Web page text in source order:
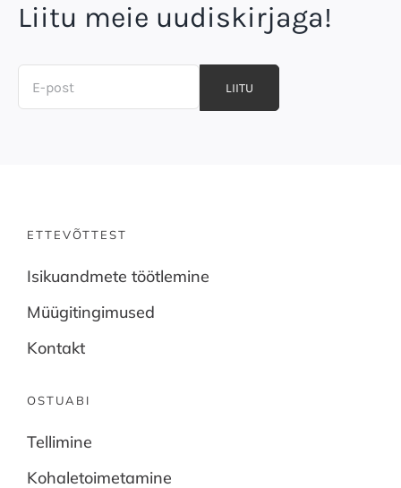
Liitu meie uudiskirjaga!
LIITU
ETTEVÕTTEST
Isikuandmete töötlemine
Müügitingimused
Kontakt
OSTUABI
Tellimine
Kohaletoimetamine